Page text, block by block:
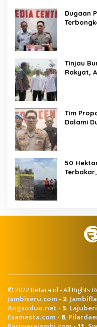
Dugaan
Tinjau
Rakyat,
Tim
Dalami
50
© 2022 Betara.id - All Rights
Jambiseru.com - 2.
Angsoduo.net - 5.
Esamesta.com - 8.